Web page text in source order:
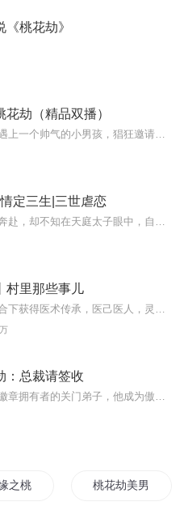
桃花劫》
劫（精品双播）
定三生|三世虐恋
村里那些事儿
：总裁请签收
之桃花劫 桃花劫美男滚滚来